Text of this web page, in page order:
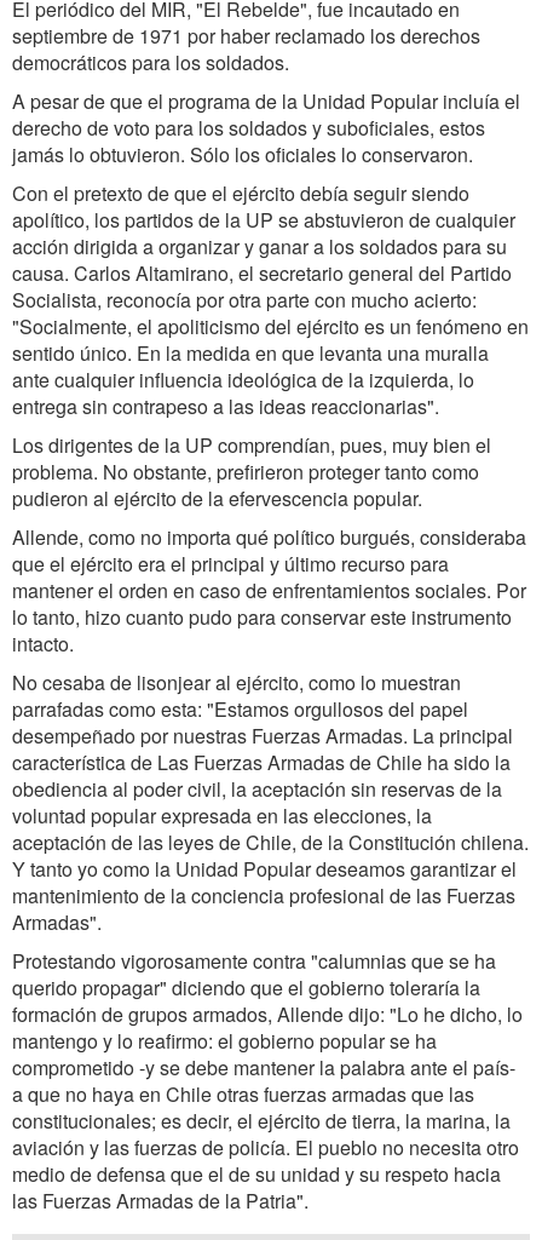
El periódico del MIR, "El Rebelde", fue incautado en
septiembre de 1971 por haber reclamado los derechos
democráticos para los soldados.
A pesar de que el programa de la Unidad Popular incluía el
derecho de voto para los soldados y suboficiales, estos
jamás lo obtuvieron. Sólo los oficiales lo conservaron.
Con el pretexto de que el ejército debía seguir siendo
apolítico, los partidos de la UP se abstuvieron de cualquier
acción dirigida a organizar y ganar a los soldados para su
causa. Carlos Altamirano, el secretario general del Partido
Socialista, reconocía por otra parte con mucho acierto:
"Socialmente, el apoliticismo del ejército es un fenómeno en
sentido único. En la medida en que levanta una muralla
ante cualquier influencia ideológica de la izquierda, lo
entrega sin contrapeso a las ideas reaccionarias".
Los dirigentes de la UP comprendían, pues, muy bien el
problema. No obstante, prefirieron proteger tanto como
pudieron al ejército de la efervescencia popular.
Allende, como no importa qué político burgués, consideraba
que el ejército era el principal y último recurso para
mantener el orden en caso de enfrentamientos sociales. Por
lo tanto, hizo cuanto pudo para conservar este instrumento
intacto.
No cesaba de lisonjear al ejército, como lo muestran
parrafadas como esta: "Estamos orgullosos del papel
desempeñado por nuestras Fuerzas Armadas. La principal
característica de Las Fuerzas Armadas de Chile ha sido la
obediencia al poder civil, la aceptación sin reservas de la
voluntad popular expresada en las elecciones, la
aceptación de las leyes de Chile, de la Constitución chilena.
Y tanto yo como la Unidad Popular deseamos garantizar el
mantenimiento de la conciencia profesional de las Fuerzas
Armadas".
Protestando vigorosamente contra "calumnias que se ha
querido propagar" diciendo que el gobierno toleraría la
formación de grupos armados, Allende dijo: "Lo he dicho, lo
mantengo y lo reafirmo: el gobierno popular se ha
comprometido -y se debe mantener la palabra ante el país-
a que no haya en Chile otras fuerzas armadas que las
constitucionales; es decir, el ejército de tierra, la marina, la
aviación y las fuerzas de policía. El pueblo no necesita otro
medio de defensa que el de su unidad y su respeto hacia
las Fuerzas Armadas de la Patria".